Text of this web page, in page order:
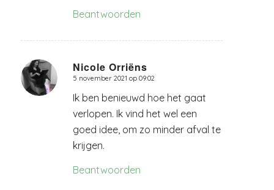
Beantwoorden
Nicole Orriëns
zegt:
5 november 2021 op 09:02
Ik ben benieuwd hoe het gaat
verlopen. Ik vind het wel een
goed idee, om zo minder afval te
krijgen.
Beantwoorden